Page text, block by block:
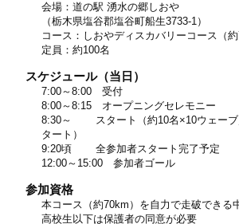
会場：道の駅 湧水の郷しおや
（栃木県塩谷郡塩谷町船生3733-1）
コース：しおやディスカバリーコース（約
定員：約100名
スケジュール（当日）
7:00～8:00 受付
8:00～8:15 オープニングセレモニー
8:30～ スタート（約10名×10ウェーブ
タート）
9:20頃 全参加者スタート完了予定
12:00～15:00 参加者ゴール
参加資格
本コース（約70km）を自力で走破できる
高校生以下は保護者の同意が必要